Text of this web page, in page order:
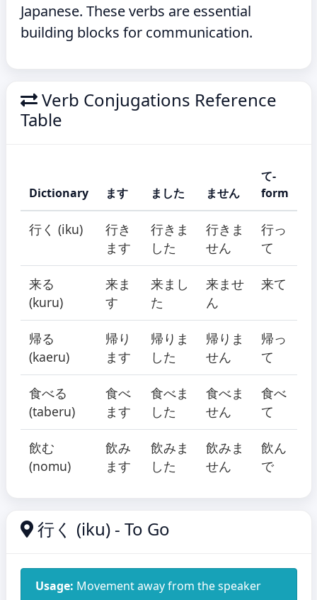
Japanese. These verbs are essential
building blocks for communication.
Verb Conjugations Reference
Table
Dictionary ます ました ません
て-
form
行く (iku)
行き
ます
行きま
した
行きま
せん
行っ
て
来る
(kuru)
来ま
す
来まし
た
来ませ
ん
来て
帰る
(kaeru)
帰り
ます
帰りま
した
帰りま
せん
帰っ
て
食べる
(taberu)
食べ
ます
食べま
した
食べま
せん
食べ
て
飲む
(nomu)
飲み
ます
飲みま
した
飲みま
せん
飲ん
で
行く (iku) - To Go
Usage: Movement away from the speaker